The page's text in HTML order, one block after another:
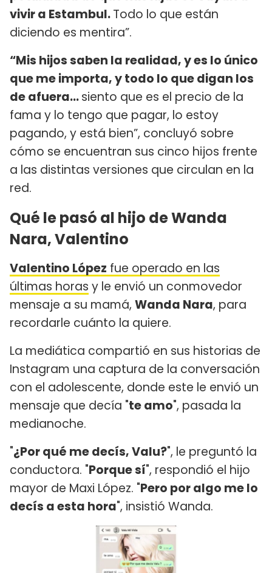
vivir a Estambul.Todo lo que están
diciendo es mentira”.
“Mis hijos saben la realidad, y es lo único
que me importa, y todo lo que digan los
de afuera…siento que es el precio de la
fama y lo tengo que pagar, lo estoy
pagando, y está bien”, concluyó sobre
cómo se encuentran sus cinco hijos frente
a las distintas versiones que circulan en la
red.
Qué le pasó al hijo de Wanda
Nara, Valentino
Valentino López fue operado en las
últimas horas y le envió un conmovedor
mensaje a su mamá, Wanda Nara, para
recordarle cuánto la quiere.
La mediática compartió en sus historias de
Instagram una captura de la conversación
con el adolescente, donde este le envió un
mensaje que decía "te amo", pasada la
medianoche.
"¿Por qué me decís, Valu?", le preguntó la
conductora. "Porque sí", respondió el hijo
mayor de Maxi López. "Pero por algo me lo
decís a esta hora", insistió Wanda.